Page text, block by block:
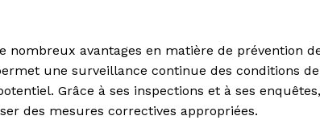
nombreux avantages en matière de prévention
une surveillance continue des conditions
Grâce à ses inspections et à ses
des mesures correctives appropriées.